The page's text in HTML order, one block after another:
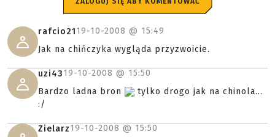
rafcio2119-10-2008 @ 15:49
Jak na chińczyka wygląda przyzwoicie.
uzi4319-10-2008 @ 15:50
Bardzo ladna bron
tylko drogo jak na chinola...
:/
Zielarz19-10-2008 @ 15:50